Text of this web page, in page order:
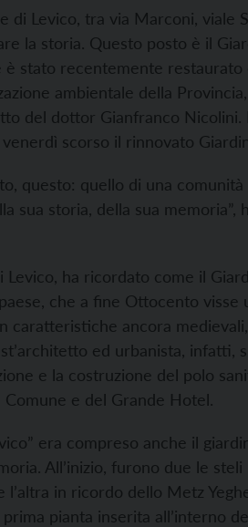
di Levico, tra via Marconi, viale
la storia. Questo posto è il
è stato recentemente restaurato
ambientale della
del dottor Gianfranco
venerdì scorso il rinnovato
questo: quello di una
sua storia, della sua
Levico, ha ricordato come il
che a fine Ottocento
caratteristiche ancora
ed urbanista, infatti,
e la costruzione del polo
e del Grande Hotel.
era compreso anche il
All’inizio, furono due le
in ricordo dello Metz
pianta inserita all’interno